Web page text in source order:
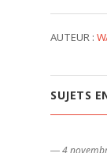
AUTEUR :
SUJETS